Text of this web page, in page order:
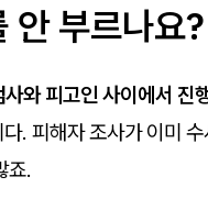
안 부르나요?
와 피고인 사이에서 진
. 피해자 조사가 이미
죠.